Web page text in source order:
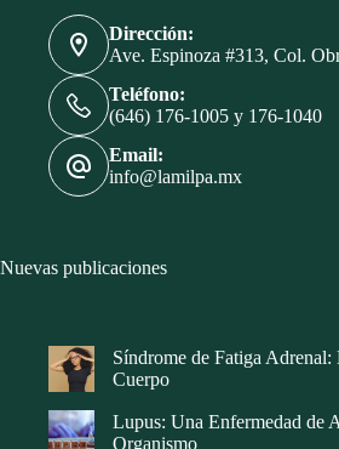
Dirección:
Ave. Espinoza #313, Col.
Teléfono:
(646) 176-1005 y 176-1040
Email:
info@lamilpa.mx
Nuevas publicaciones
Síndrome de Fatiga Adrenal:
Cuerpo
Lupus: Una Enfermedad de
Organismo